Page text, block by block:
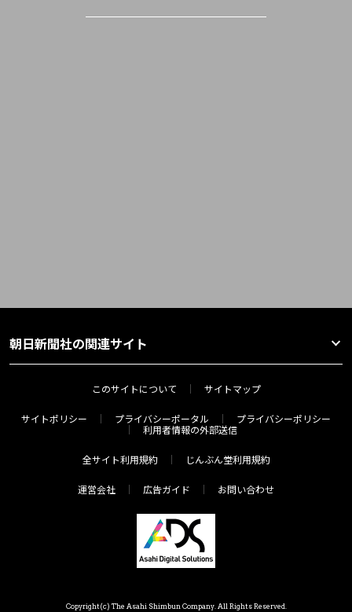
朝日新聞社の関連サイト
このサイトについて サイトマップ
サイトポリシー プライバシーポータル
プライバシーポリシー
利用者情報の外部送信
全サイト利用規約 じんぶん堂利用規約
運営会社 広告ガイド お問い合わせ
Copyright(c) The Asahi Shimbun Company. All Rights Reserved.